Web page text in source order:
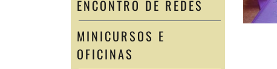
ENCONTRO DE REDES
MINICURSOS E
OFICINAS